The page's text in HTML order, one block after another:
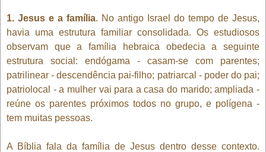
1. Jesus e a família. No antigo Israel do tempo de Jesus,
havia uma estrutura familiar consolidada. Os estudiosos
observam que a família hebraica obedecia a seguinte
estrutura social: endógama - casam-se com parentes;
patrilinear - descendência pai-filho; patriarcal - poder do pai;
patriolocal - a mulher vai para a casa do marido; ampliada -
reúne os parentes próximos todos no grupo, e polígena -
tem muitas pessoas.
A Bíblia fala da família de Jesus dentro desse contexto.